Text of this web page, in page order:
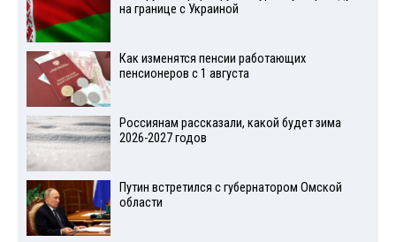
на границе с Украиной
Как изменятся пенсии работающих
пенсионеров с 1 августа
Россиянам рассказали, какой будет зима
2026-2027 годов
Путин встретился с губернатором Омской
области